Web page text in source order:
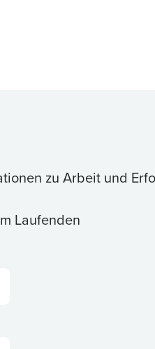
zu Arbeit und
Laufenden